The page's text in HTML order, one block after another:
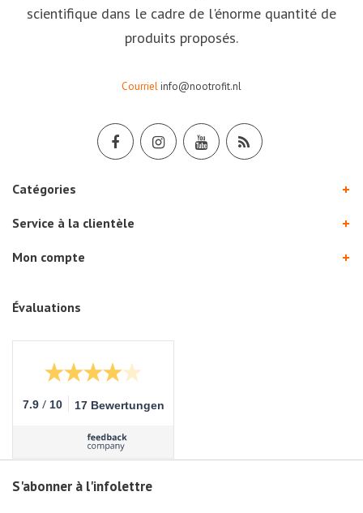
scientifique dans le cadre de l'énorme quantité de
produits proposés.
Courrielinfo@nootrofit.nl
Catégories
Service à la clientèle
Mon compte
Évaluations
7.9 / 10 17 Bewertungen
S'abonner à l'infolettre